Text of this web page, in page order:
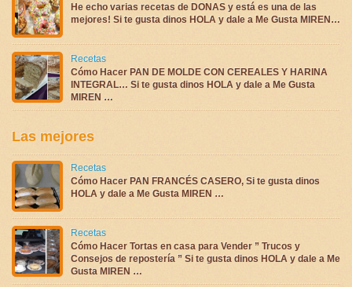
He echo varias recetas de DONAS y está es una de las
mejores! Si te gusta dinos HOLA y dale a Me Gusta MIREN…
Recetas
Cómo Hacer PAN DE MOLDE CON CEREALES Y HARINA
INTEGRAL… Si te gusta dinos HOLA y dale a Me Gusta
MIREN …
Las mejores
Recetas
Cómo Hacer PAN FRANCÉS CASERO, Si te gusta dinos
HOLA y dale a Me Gusta MIREN …
Recetas
Cómo Hacer Tortas en casa para Vender ” Trucos y
Consejos de repostería ” Si te gusta dinos HOLA y dale a Me
Gusta MIREN …